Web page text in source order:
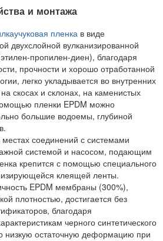
и монтажа
пленка в виде
двухслойной вулканизированной
пропилен-диен), благодаря
прочности и хорошо отработанной
легко укладывается во внутренних
скосах и склонах, на каменистых
пленки EPDM можно
большие водоемы, глубиной
местах соединений с системами
системой и насосом, подающим
крепится с помощью специального
клеящей ленты.
EPDM мембраны (300%),
плотностью, достигается без
благодаря
черного синтетического
низкую остаточную деформацию при